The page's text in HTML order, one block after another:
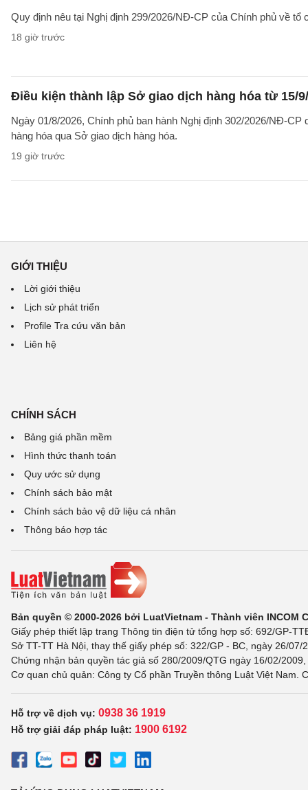
Quy định nêu tại Nghị định 299/2026/NĐ-CP của Chính phủ về
18 giờ trước
Điều kiện thành lập Sở giao dịch hàng hóa từ 15/
Ngày 01/8/2026, Chính phủ ban hành Nghị định 302/2026/NĐ-
hàng hóa qua Sở giao dịch hàng hóa.
19 giờ trước
GIỚI THIỆU
Lời giới thiệu
Lịch sử phát triển
Profile Tra cứu văn bản
Liên hệ
CHÍNH SÁCH
Bảng giá phần mềm
Hình thức thanh toán
Quy ước sử dụng
Chính sách bảo mật
Chính sách bảo vệ dữ liệu cá nhân
Thông báo hợp tác
Bản quyền © 2000-2026 bởi LuatVietnam - Thành viên INCOM
Giấy phép thiết lập trang Thông tin điện tử tổng hợp số: 692/GP-
Sở TT-TT Hà Nội, thay thế giấy phép số: 322/GP - BC, ngày 26/
Chứng nhận bản quyền tác giả số 280/2009/QTG ngày 16/02/
Cơ quan chủ quản: Công ty Cổ phần Truyền thông Luật Việt Nam.
Hỗ trợ về dịch vụ: 0938 36 1919
Hỗ trợ giải đáp pháp luật: 1900 6192